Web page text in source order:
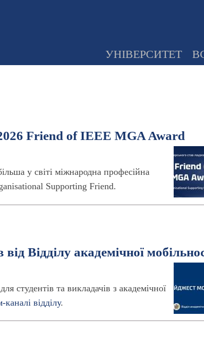
УНІВЕРСИТЕТ
Friend of IEEE MGA Award
у світі міжнародна професійна
Supporting Friend.
Відділу академічної
студентів та викладачів з академічної
каналі відділу.